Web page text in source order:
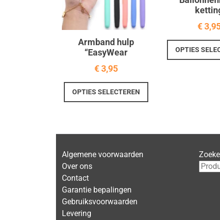
Armband hulp
“EasyWear
€3,95
OPTIES SELECTEREN
Dit
variaties.
€
OPTIES
Algemene voorwaarden
Over ons
Contact
Garantie bepalingen
Gebruiksvoorwaarden
Levering